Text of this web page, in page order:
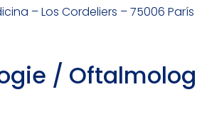
– Los Cordeliers – 75006 París
/